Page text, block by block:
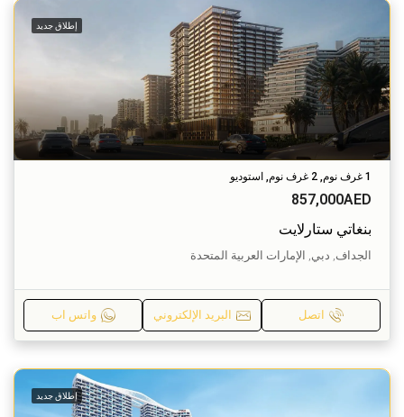
إطلاق جديد
1 غرف نوم, 2 غرف نوم, استوديو
857,000AED
بنغاتي ستارلايت
الجداف, دبي, الإمارات العربية المتحدة
اتصل البريد الإلكتروني واتس اب
إطلاق جديد